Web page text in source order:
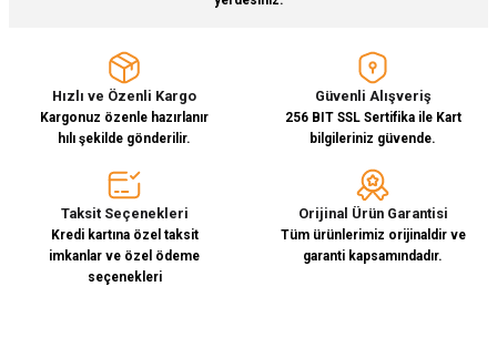
Hızlı ve Özenli Kargo
Kargonuz özenle hazırlanır
hılı şekilde gönderilir.
Güvenli Alışveriş
256 BIT SSL Sertifika ile Kart
bilgileriniz güvende.
Taksit Seçenekleri
Kredi kartına özel taksit
imkanlar ve özel ödeme
seçenekleri
Orijinal Ürün Garantisi
Tüm ürünlerimiz orijinaldir ve
garanti kapsamındadır.